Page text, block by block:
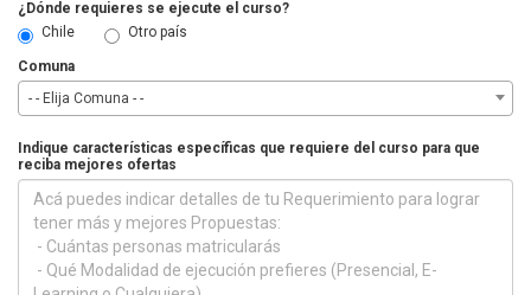
¿Dónde requieres se ejecute el curso?
Chile
Otro país
Comuna
- - Elija Comuna - -
Indique características específicas que requiere del curso para que
reciba mejores ofertas